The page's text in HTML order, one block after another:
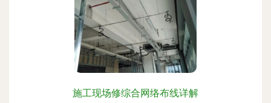
施工现场修综合网络布线详解